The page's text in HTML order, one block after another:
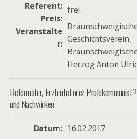
Referent
Preis
frei
Veranstalte
r
Geschichtsverein,
Herzog Anton
Reformator, Erzteufel oder
und Nachwirken
Datum
16.02.2017